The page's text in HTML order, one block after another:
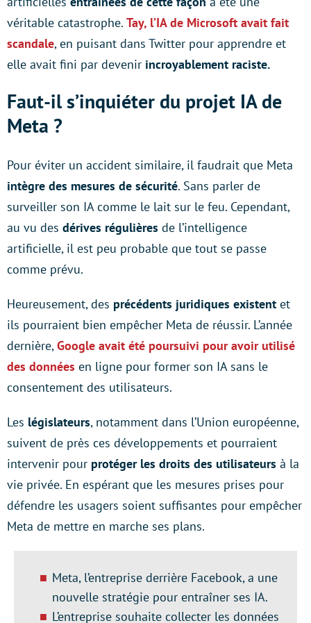
véritable catastrophe. Tay, l’IA de Microsoft avait fait
scandale, en puisant dans Twitter pour apprendre et
elle avait fini par devenir incroyablement raciste.
Faut-il s’inquiéter du projet IA de
Meta ?
Pour éviter un accident similaire, il faudrait que Meta
intègre des mesures de sécurité. Sans parler de
surveiller son IA comme le lait sur le feu. Cependant,
au vu des dérives régulières de l’intelligence
artificielle, il est peu probable que tout se passe
comme prévu.
Heureusement, des précédents juridiques existent et
ils pourraient bien empêcher Meta de réussir. L’année
dernière,Google avait été poursuivi pour avoir utilisé
des données en ligne pour former son IA sans le
consentement des utilisateurs.
Les législateurs, notamment dans l’Union européenne,
suivent de près ces développements et pourraient
intervenir pour protéger les droits des utilisateurs à la
vie privée. En espérant que les mesures prises pour
défendre les usagers soient suffisantes pour empêcher
Meta de mettre en marche ses plans.
Meta, l’entreprise derrière Facebook, a une
nouvelle stratégie pour entraîner ses IA.
L’entreprise souhaite collecter les données